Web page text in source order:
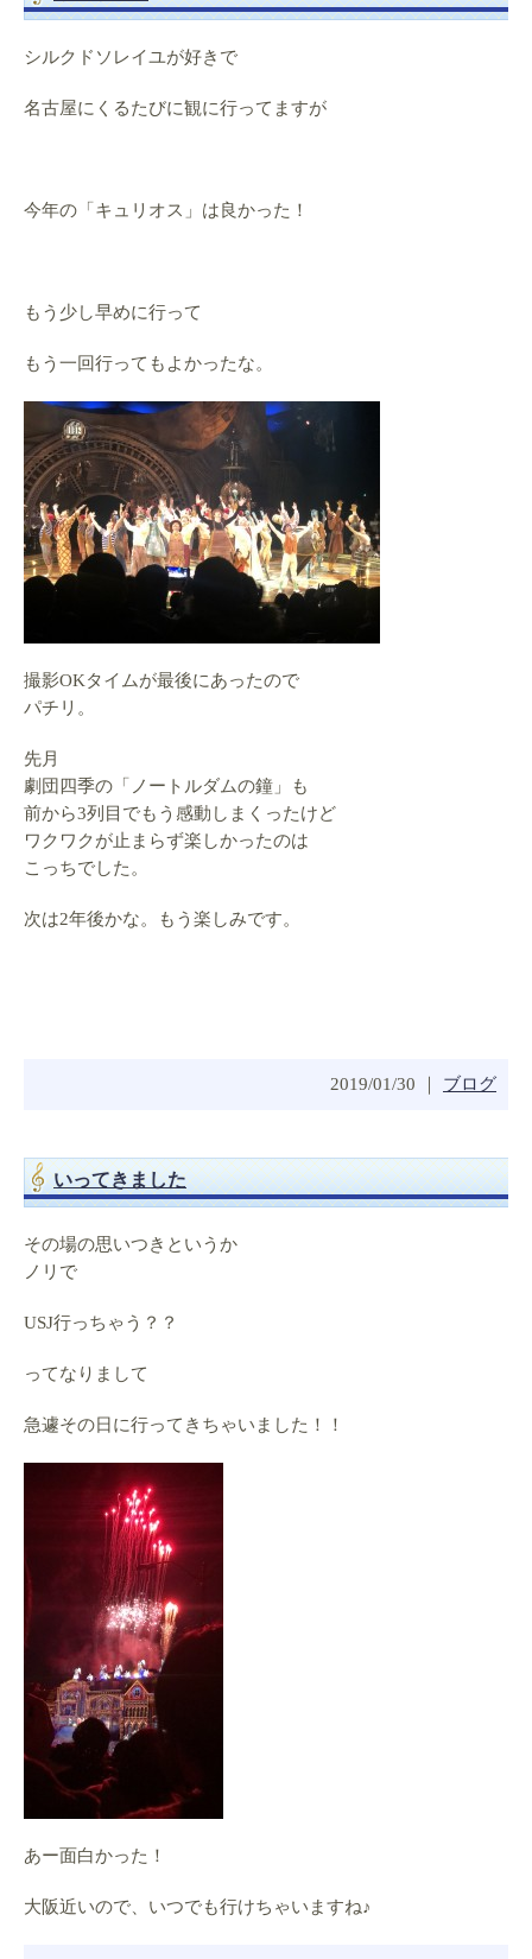
シルクドソレイユが好きで
名古屋にくるたびに観に行ってますが
今年の「キュリオス」は良かった！
もう少し早めに行って
もう一回行ってもよかったな。
撮影OKタイムが最後にあったので
パチリ。
先月
劇団四季の「ノートルダムの鐘」も
前から3列目でもう感動しまくったけど
ワクワクが止まらず楽しかったのは
こっちでした。
次は2年後かな。もう楽しみです。
2019/01/30 ｜ ブログ
いってきました
その場の思いつきというか
ノリで
USJ行っちゃう？？
ってなりまして
急遽その日に行ってきちゃいました！！
あー面白かった！
大阪近いので、いつでも行けちゃいますね♪